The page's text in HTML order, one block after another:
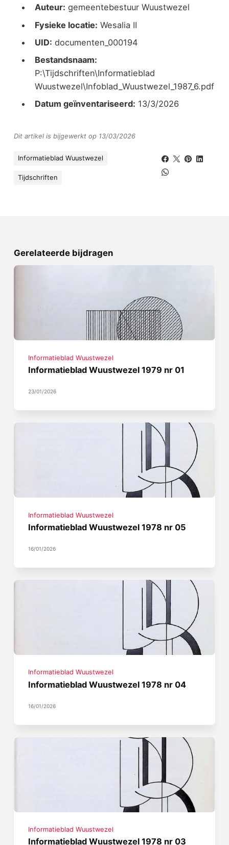
Auteur: gemeentebestuur Wuustwezel
Fysieke locatie: Wesalia II
UID: documenten_000194
Bestandsnaam:
P:\Tijdschriften\Informatieblad
Wuustwezel\Infoblad_Wuustwezel_1987_6.pdf
Datum geïnventariseerd: 13/3/2026
Dit artikel is bijgewerkt op 13/03/2026
Informatieblad Wuustwezel
Tijdschriften
Gerelateerde bijdragen
Informatieblad Wuustwezel
Informatieblad Wuustwezel 1979 nr 01
23/01/2026
Informatieblad Wuustwezel
Informatieblad Wuustwezel 1978 nr 05
16/01/2026
Informatieblad Wuustwezel
Informatieblad Wuustwezel 1978 nr 04
16/01/2026
Informatieblad Wuustwezel
Informatieblad Wuustwezel 1978 nr 03